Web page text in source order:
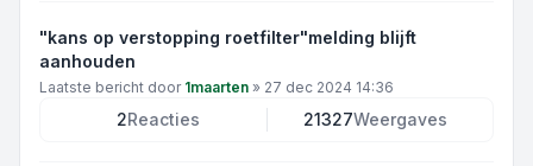
"kans op verstopping roetfilter"melding blijft
aanhouden
Laatste bericht door 1maarten » 27 dec 2024 14:36
2Reacties 21327Weergaves